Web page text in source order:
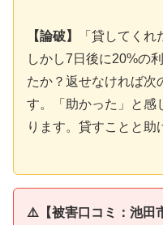
【論破】
「貸してくれ
しかし7日後に20%の
たか？返せなければ次
す。「助かった」と感
ります。貸すことと助
⚠️【被害口コミ：池田